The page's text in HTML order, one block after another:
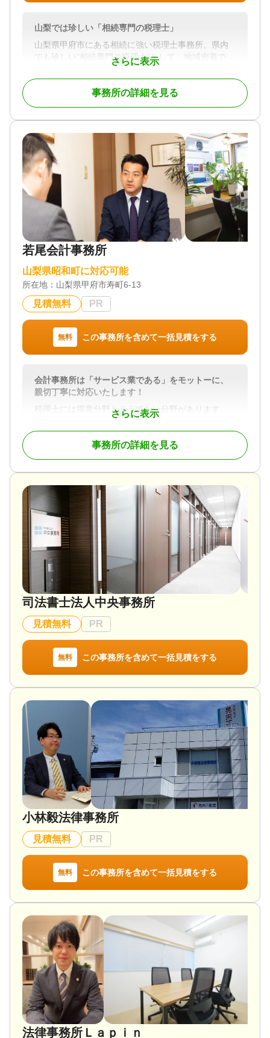
弁護士・司法書士・不動産鑑定士・宅地建物取引
士など各分野の専門家と連携し、相続手続きから不
動産の整理、事業承継までワンストップで支援いた
◆ 主なサービス
・相続税申告
・不動産や事業承継を含む複雑な相続支援
◆ 初回相談無料
「こんなことを相談してもいいのだろうか？」と思
うようなことでも構いません。まずはお気軽にお話
しください。お客様にとって最適な解決策を一緒に
探してまいります。
◆ 最後に
相続は人生に何度も経験するものではなく、多くの
は、“身近な相談相手”として寄り添い、税務のことだ
けでなく、お客様とご家族のお気持ちを大切にしな
がら、未来につながる安心と信頼をお届けします。
どうぞお気軽にご相談ください。
対応地域
インの場合は全国
対応業務
相続財産調査 / 相続税申告 / 事業承継
可 / 初回相談無料 / 18時以降相談可 / オンライン面談
可
さらに表示
山梨では珍しい「相続専門の税理士」
山梨県甲府市にある相続に強い税理士事務所。県内
でも珍しい”相続専門の税理士”として、地域密着で
様々な相続サービスを提供。
山梨事業承継・相続相談センターを構築しており、
相続に関する全てにワンストップ対応しています。
用意。
また、“争族”を避けるための生前対策や節税対策、後
継者がいない地元の経営者へのバックアップも積極
的に行っています。
対応地域
山梨県
対応業務
対応体制
訪問可 / 初回相談無料
事務所の詳細を見る
若尾会計事務所
山梨県昭和町に対応可能
所在地： 山梨県甲府市寿町6-13
見積無料 PR
無料 この事務所を含めて一括見積をする
さらに表示
会計事務所は「サービス業である」をモットーに、
親切丁寧に対応いたします！
税理士には得意分野とそうでない分野があります。
当事務所の相続税の申告件数は県内最大級。申告を
おこなう税理士によって納税額が大きく変わってし
まうこともあるため、申告数の実績は税理士のノウ
ハウそのものと考えていますので、とてもご安心い
当事務所は、全国の相続の相談に対応しています。
また、相続手続きはとても複雑なため、ほかの士業
とも連携しながら銀行や不動産の名義変更などお客
様の負担を最小限に留める努力をしています。
心配な税理士報酬も、初回のご相談の段階で提示さ
せていただきますし、「どのくらい相続税がかかる
のだろう…」といった不安も、相続税簡易診断を利
用すれば、財産の概算評価と相続税の計算も行うこ
とが可能ですので、ご安心いただけることと思いま
す。
平日の9:00から18:00まで受け付けていますが、相続
人の都合で土日の対応を希望される場合には、土日
での対応も可能ですので、ぜひご相談ください。
山梨県全域、東京都・神奈川県も地域によっては対
対応業務
遺言書 / 遺産分割 / 相続税申告 / 相続手続き / 銀行手
続き
対応体制
電話相談可 / 訪問可 / 女性スタッフ対応可 / 土日相談
可 / 18時以降相談可 / オンライン面談可 / 事務所面談
可
事務所の詳細を見る
司法書士法人中央事務所
見積無料 PR
無料 この事務所を含めて一括見積をする
小林毅法律事務所
見積無料 PR
無料 この事務所を含めて一括見積をする
法律事務所Ｌａｐｉｎ